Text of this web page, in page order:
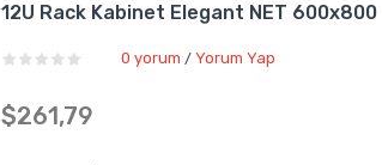
12U Rack Kabinet Elegant NET 600x800
0 yorum / Yorum Yap
$261,79